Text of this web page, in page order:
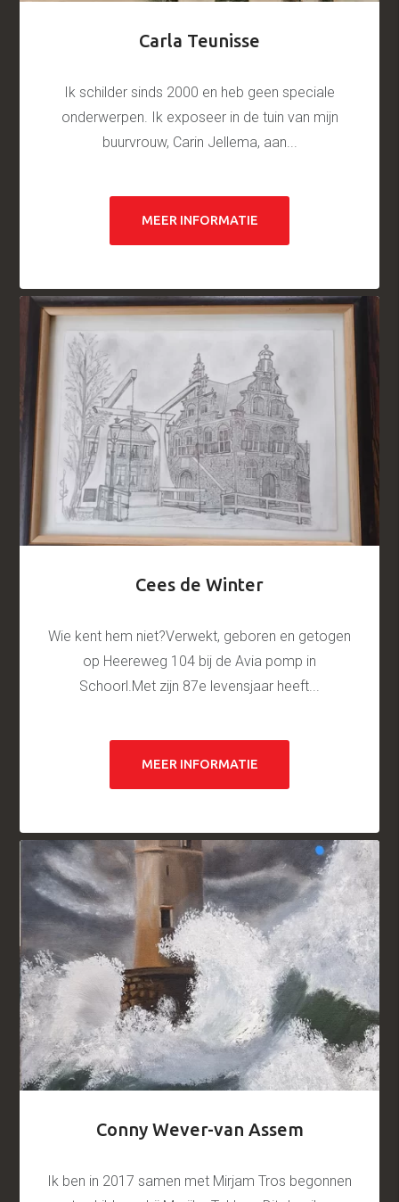
Carla Teunisse
Ik schilder sinds 2000 en heb geen speciale
onderwerpen. Ik exposeer in de tuin van mijn
buurvrouw, Carin Jellema, aan...
MEER INFORMATIE
Cees de Winter
Wie kent hem niet?Verwekt, geboren en getogen
op Heereweg 104 bij de Avia pomp in
Schoorl.Met zijn 87e levensjaar heeft...
MEER INFORMATIE
Conny Wever-van Assem
Ik ben in 2017 samen met Mirjam Tros begonnen